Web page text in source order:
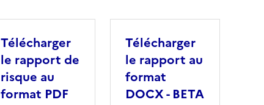
Télécharger
le rapport de
risque au
format PDF
Télécharger
le rapport au
format
DOCX - BETA